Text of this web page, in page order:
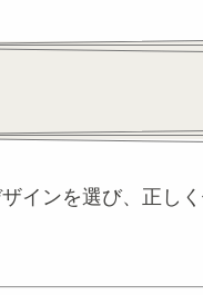
インを選び、正し